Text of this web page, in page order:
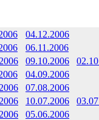
04.12.2006
06.11.2006
09.10.2006
04.09.2006
07.08.2006
10.07.2006
05.06.2006